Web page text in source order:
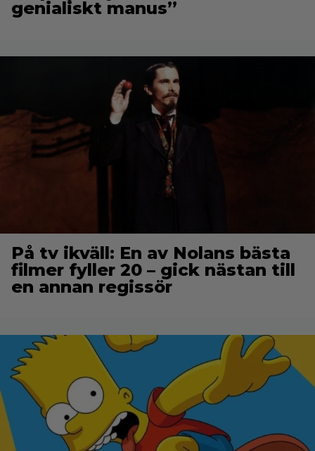
genialiskt manus”
På tv ikväll: En av Nolans bästa
filmer fyller 20 – gick nästan till
en annan regissör